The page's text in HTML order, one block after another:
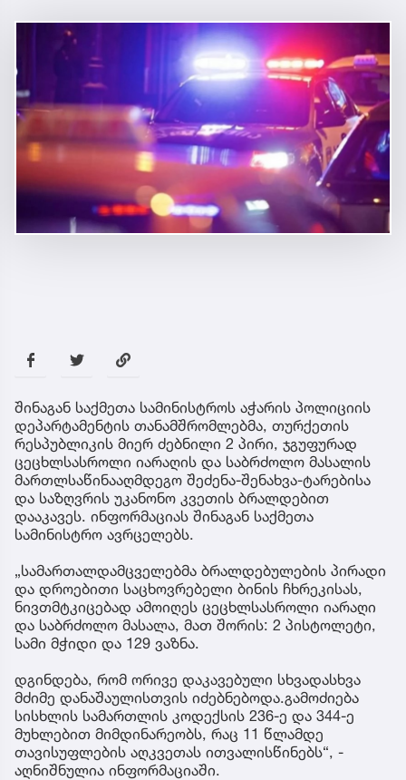
შინაგან საქმეთა სამინისტროს აჭარის პოლიციის
დეპარტამენტის თანამშრომლებმა, თურქეთის
რესპუბლიკის მიერ ძებნილი 2 პირი, ჯგუფურად
ცეცხლსასროლი იარაღის და საბრძოლო მასალის
მართლსაწინააღმდეგო შეძენა-შენახვა-ტარებისა
და საზღვრის უკანონო კვეთის ბრალდებით
დააკავეს. ინფორმაციას შინაგან საქმეთა
სამინისტრო ავრცელებს.
„სამართალდამცველებმა ბრალდებულების პირადი
და დროებითი საცხოვრებელი ბინის ჩხრეკისას,
ნივთმტკიცებად ამოიღეს ცეცხლსასროლი იარაღი
და საბრძოლო მასალა, მათ შორის: 2 პისტოლეტი,
სამი მჭიდი და 129 ვაზნა.
დგინდება, რომ ორივე დაკავებული სხვადასხვა
მძიმე დანაშაულისთვის იძებნებოდა.გამოძიება
სისხლის სამართლის კოდექსის 236-ე და 344-ე
მუხლებით მიმდინარეობს, რაც 11 წლამდე
თავისუფლების აღკვეთას ითვალისწინებს“, -
აღნიშნულია ინფორმაციაში.